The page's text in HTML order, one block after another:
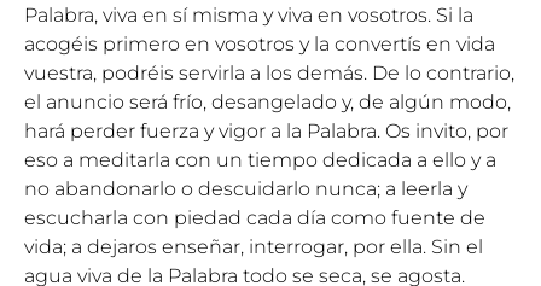
Palabra, viva en sí misma y viva en vosotros. Si la
acogéis primero en vosotros y la convertís en vida
vuestra, podréis servirla a los demás. De lo contrario,
el anuncio será frío, desangelado y, de algún modo,
hará perder fuerza y vigor a la Palabra. Os invito, por
eso a meditarla con un tiempo dedicada a ello y a
no abandonarlo o descuidarlo nunca; a leerla y
escucharla con piedad cada día como fuente de
vida; a dejaros enseñar, interrogar, por ella. Sin el
agua viva de la Palabra todo se seca, se agosta.